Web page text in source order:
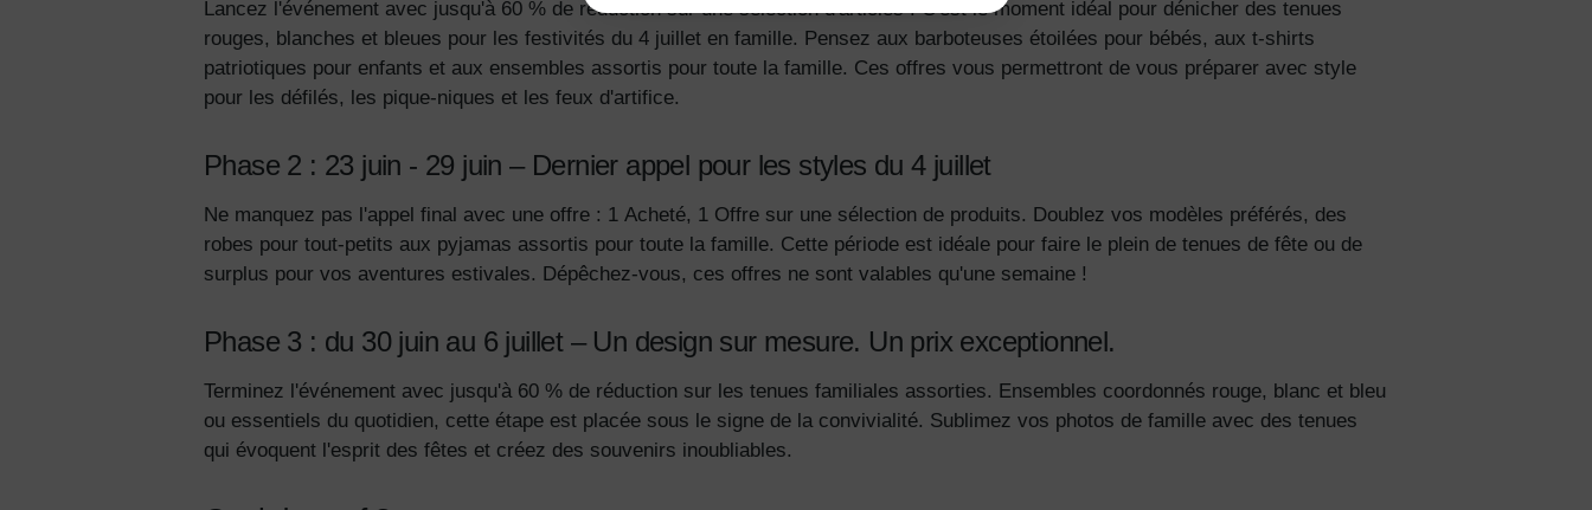
Lancez l'événement avec jusqu'à 60 % de réduction sur une sélection d'articles ! C'est le moment idéal pour dénicher des tenues
rouges, blanches et bleues pour les festivités du 4 juillet en famille. Pensez aux barboteuses étoilées pour bébés, aux t-shirts
patriotiques pour enfants et aux ensembles assortis pour toute la famille. Ces offres vous permettront de vous préparer avec style
pour les défilés, les pique-niques et les feux d'artifice.
Phase 2 : 23 juin - 29 juin – Dernier appel pour les styles du 4 juillet
Ne manquez pas l'appel final avec une offre : 1 Acheté, 1 Offre sur une sélection de produits. Doublez vos modèles préférés, des
robes pour tout-petits aux pyjamas assortis pour toute la famille. Cette période est idéale pour faire le plein de tenues de fête ou de
surplus pour vos aventures estivales. Dépêchez-vous, ces offres ne sont valables qu'une semaine !
Phase 3 : du 30 juin au 6 juillet – Un design sur mesure. Un prix exceptionnel.
Terminez l'événement avec jusqu'à 60 % de réduction sur les tenues familiales assorties. Ensembles coordonnés rouge, blanc et bleu
ou essentiels du quotidien, cette étape est placée sous le signe de la convivialité. Sublimez vos photos de famille avec des tenues
qui évoquent l'esprit des fêtes et créez des souvenirs inoubliables.